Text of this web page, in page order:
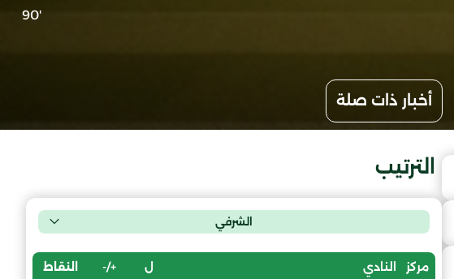
'90
أخبار ذات صلة
الترتيب
الشرفي
مركز النادي ل +/- النقاط